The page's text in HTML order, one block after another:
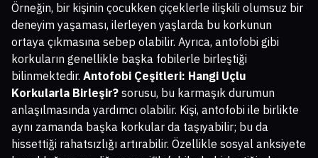
Örneğin, bir kişinin çocukken çiçeklerle ilişkili olumsuz bir
deneyim yaşaması, ilerleyen yaşlarda bu korkunun
ortaya çıkmasına sebep olabilir. Ayrıca, antofobi gibi
korkuların genellikle başka fobilerle birleştiği
bilinmektedir. Antofobi Çeşitleri: Hangi Uçlu
Korkularla Birleşir? sorusu, bu karmaşık durumun
anlaşılmasında yardımcı olabilir. Kişi, antofobi ile birlikte
aynı zamanda başka korkular da taşıyabilir; bu da
hissettiği rahatsızlığı artırabilir. Özellikle sosyal anksiyete